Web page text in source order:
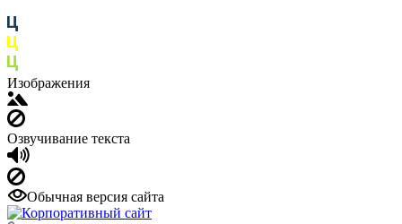
Изображения
Озвучивание текста
Обычная версия сайта